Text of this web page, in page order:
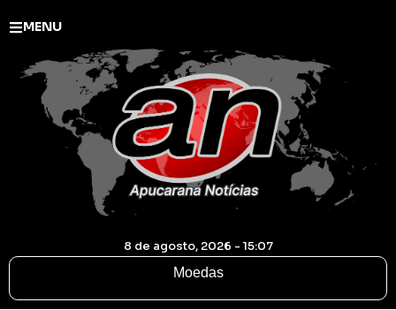
MENU
8 de agosto, 2026 - 15:07
Moedas